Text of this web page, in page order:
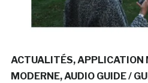
ACTUALITÉS APPLICATION
MODERNE AUDIO GUIDE /